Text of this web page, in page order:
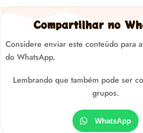
Compartilhar no
Considere enviar este conteúdo para
do WhatsApp.
Lembrando que também pode ser
grupos.
WhatsApp